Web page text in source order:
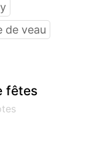
de veau
fêtes